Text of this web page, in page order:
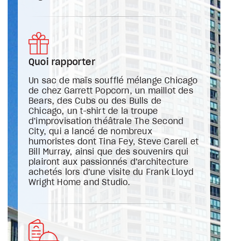
Quoi rapporter
Un sac de maïs soufflé mélange Chicago
de chez Garrett Popcorn, un maillot des
Bears, des Cubs ou des Bulls de
Chicago, un t-shirt de la troupe
d’improvisation théâtrale The Second
City, qui a lancé de nombreux
humoristes dont Tina Fey, Steve Carell et
Bill Murray, ainsi que des souvenirs qui
plairont aux passionnés d’architecture
achetés lors d’une visite du Frank Lloyd
Wright Home and Studio.